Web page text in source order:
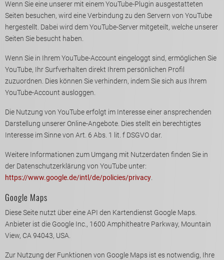
Wenn Sie eine unserer mit einem YouTube-Plugin ausgestatteten
Seiten besuchen, wird eine Verbindung zu den Servern von YouTube
hergestellt. Dabei wird dem YouTube-Server mitgeteilt, welche unserer
Seiten Sie besucht haben.
Wenn Sie in Ihrem YouTube-Account eingeloggt sind, ermöglichen Sie
YouTube, Ihr Surfverhalten direkt Ihrem persönlichen Profil
zuzuordnen. Dies können Sie verhindern, indem Sie sich aus Ihrem
YouTube-Account ausloggen.
Die Nutzung von YouTube erfolgt im Interesse einer ansprechenden
Darstellung unserer Online-Angebote. Dies stellt ein berechtigtes
Interesse im Sinne von Art. 6 Abs. 1 lit. f DSGVO dar.
Weitere Informationen zum Umgang mit Nutzerdaten finden Sie in
der Datenschutzerklärung von YouTube unter:
https://www.google.de/intl/de/policies/privacy.
Google Maps
Diese Seite nutzt über eine API den Kartendienst Google Maps.
Anbieter ist die Google Inc., 1600 Amphitheatre Parkway, Mountain
View, CA 94043, USA.
Zur Nutzung der Funktionen von Google Maps ist es notwendig, Ihre